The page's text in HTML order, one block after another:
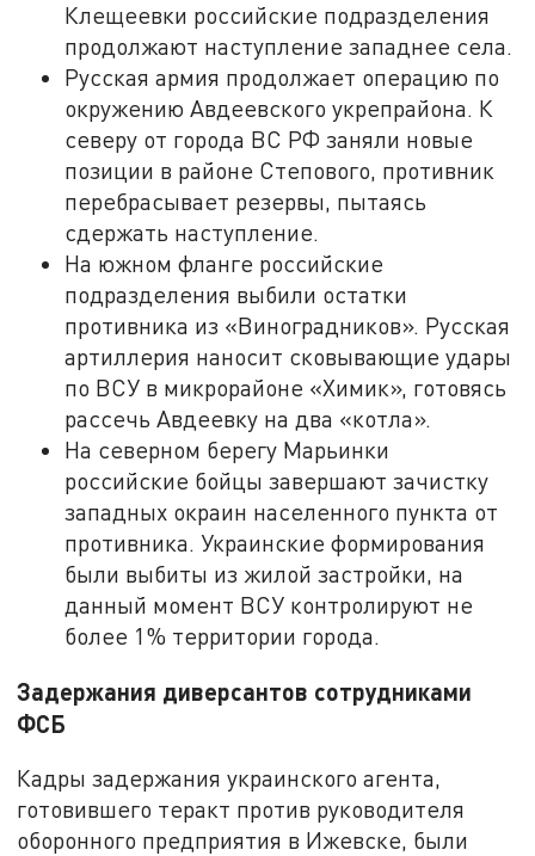
Клещеевки российские подразделения
продолжают наступление западнее села.
Русская армия продолжает операцию по
окружению Авдеевского укрепрайона. К
северу от города ВС РФ заняли новые
позиции в районе Степового, противник
перебрасывает резервы, пытаясь
сдержать наступление.
На южном фланге российские
подразделения выбили остатки
противника из «Виноградников». Русская
артиллерия наносит сковывающие удары
по ВСУ в микрорайоне «Химик», готовясь
рассечь Авдеевку на два «котла».
На северном берегу Марьинки
российские бойцы завершают зачистку
западных окраин населенного пункта от
противника. Украинские формирования
были выбиты из жилой застройки, на
данный момент ВСУ контролируют не
более 1% территории города.
Задержания диверсантов сотрудниками
ФСБ
Кадры задержания украинского агента,
готовившего теракт против руководителя
оборонного предприятия в Ижевске, были